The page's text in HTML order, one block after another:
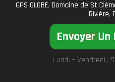
GPS GLOBE, Domaine de St
Rivière,
Envoyer
Lundi – Vendredi :